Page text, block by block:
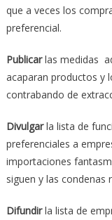
que a veces los
preferencial.
Publicarlas medidas
acaparan productos y
contrabando de
Divulgarla lista de
preferenciales a
importaciones
siguen y las condenas
Difundirla lista de